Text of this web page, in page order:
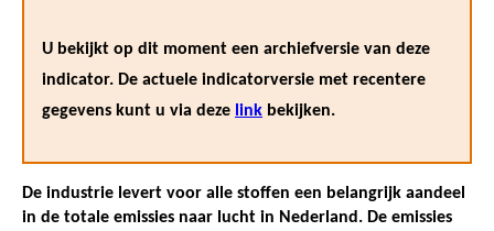
U bekijkt op dit moment een archiefversie van deze
indicator. De actuele indicatorversie met recentere
gegevens kunt u via deze link bekijken.
De industrie levert voor alle stoffen een belangrijk aandeel
in de totale emissies naar lucht in Nederland. De emissies